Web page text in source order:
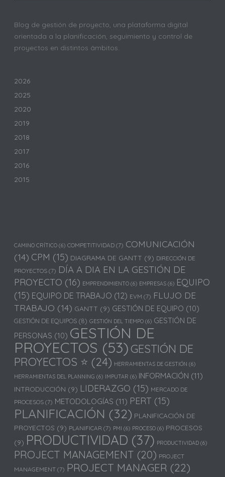
Blog de gestión de proyecto, una plataforma digital
orientada a la planificación, seguimiento y control de
proyectos en distintos ámbitos.
2026
2025
2020
2019
2018
2017
2016
2015
CAMINO CRÍTICO (6) COMPETITIVIDAD (7) COMUNICACIÓN
(14) CPM (15) DIAGRAMA DE GANTT (9) DIRECCIÓN DE
PROYECTOS (7) DÍA A DIA EN LA GESTIÓN DE
PROYECTO (16) EMPRENDIMIENTO (6) EMPRESAS (6) EQUIPO
(15) EQUIPO DE TRABAJO (12) EVM (7) FLUJO DE
TRABAJO (14) GANTT (9) GESTIÓN DE EQUIPO (10)
GESTIÓN DE EQUIPOS (8) GESTIÓN DEL TIEMPO (6) GESTIÓN DE
PERSONAS (10) GESTIÓN DE
PROYECTOS (53) GESTIÓN DE
PROYECTOS ⭐ (24) HERRAMIENTAS DE GESTIÓN (6)
HERRAMIENTAS DEL PLANNING (6) IMPUTAR (6) INFORMACIÓN (11)
INTRODUCCIÓN (9) LIDERAZGO (15) MERCADO DE
PROCESOS (7) METODOLOGÍAS (11) PERT (15)
PLANIFICACIÓN (32) PLANIFICACIÓN DE
PROYECTOS (9) PLANIFICAR (7) PMI (6) PROCESO (6) PROCESOS
(9) PRODUCTIVIDAD (37) PRODUCTIVIDAD (6)
PROJECT MANAGEMENT (20) PROJECT
MANAGEMENT (7) PROJECT MANAGER (22)